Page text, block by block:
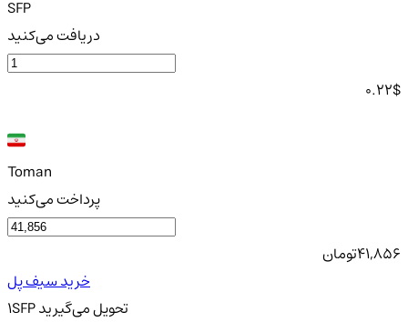
SFP
دریافت می‌کنید
0.22$
Toman
پرداخت می‌کنید
41,856تومان
خرید سیف پل
1SFP تحویلمی‌گیرید